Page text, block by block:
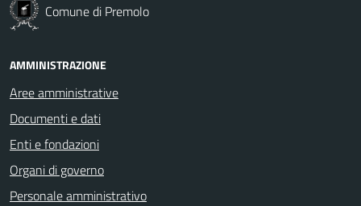
Comune di Premolo
AMMINISTRAZIONE
Aree amministrative
Documenti e dati
Enti e fondazioni
Organi di governo
Personale amministrativo